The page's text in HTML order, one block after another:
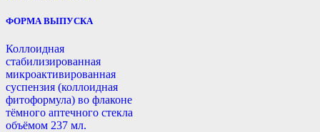
ФОРМА ВЫПУСКА
Коллоидная
стабилизированная
микроактивированная
суспензия (коллоидная
фитоформула) во флаконе
тёмного аптечного стекла
объёмом 237 мл.